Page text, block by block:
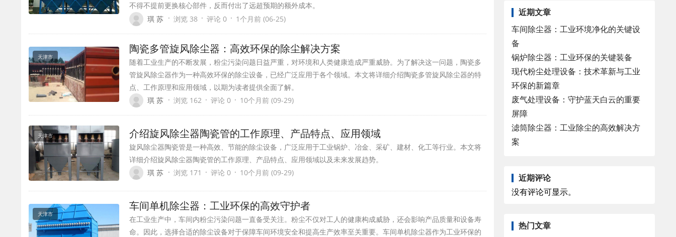
不得不提前更换核心部件，反而付出了远超预期的额外成本。
琪 苏 · 浏览 38 · 评论 0 · 1个月前 (06-25)
天津市
陶瓷多管旋风除尘器：高效环保的除尘解决方案
随着工业生产的不断发展，粉尘污染问题日益严重，对环境和人类健康造成严重威胁。为了解决这一问题，陶瓷多
管旋风除尘器作为一种高效环保的除尘设备，已经广泛应用于各个领域。本文将详细介绍陶瓷多管旋风除尘器的特
点、工作原理和应用领域，以期为读者提供全面了解。
琪 苏 · 浏览 162 · 评论 0 · 10个月前 (09-29)
天津市 介绍旋风除尘器陶瓷管的工作原理、产品特点、应用领域
旋风除尘器陶瓷管是一种高效、节能的除尘设备，广泛应用于工业锅炉、冶金、采矿、建材、化工等行业。本文将
详细介绍旋风除尘器陶瓷管的工作原理、产品特点、应用领域以及未来发展趋势。
琪 苏 · 浏览 171 · 评论 0 · 10个月前 (09-29)
天津市
车间单机除尘器：工业环保的高效守护者
在工业生产中，车间内粉尘污染问题一直备受关注。粉尘不仅对工人的健康构成威胁，还会影响产品质量和设备寿
命。因此，选择合适的除尘设备对于保障车间环境安全和提高生产效率至关重要。车间单机除尘器作为工业环保的
近期文章
车间除尘器：工业环境净化的关键设
备
锅炉除尘器：工业环保的关键装备
现代粉尘处理设备：技术革新与工业
环保的新篇章
废气处理设备：守护蓝天白云的重要
屏障
滤筒除尘器：工业除尘的高效解决方
案
近期评论
没有评论可显示。
热门文章